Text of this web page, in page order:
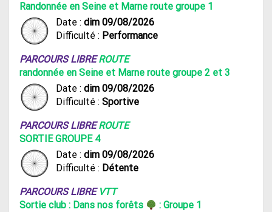
Randonnée en Seine et Marne route groupe 1
Date : dim 09/08/2026
Difficulté : Performance
PARCOURS LIBREROUTE
randonnée en Seine et Marne route groupe 2 et 3
Date : dim 09/08/2026
Difficulté : Sportive
PARCOURS LIBREROUTE
SORTIE GROUPE 4
Date : dim 09/08/2026
Difficulté : Détente
PARCOURS LIBRE VTT
Sortie club : Dans nos forêts
: Groupe 1